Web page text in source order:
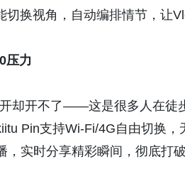
切换视角，自动编排情节，让
0压力
却开不了——这是很多人在徒
Pin支持Wi-Fi/4G自由切换
，实时分享精彩瞬间，彻底打